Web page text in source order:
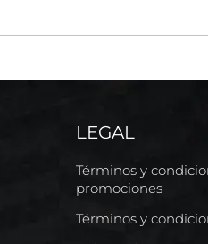
LEGAL
Términos y
promociones
Términos y